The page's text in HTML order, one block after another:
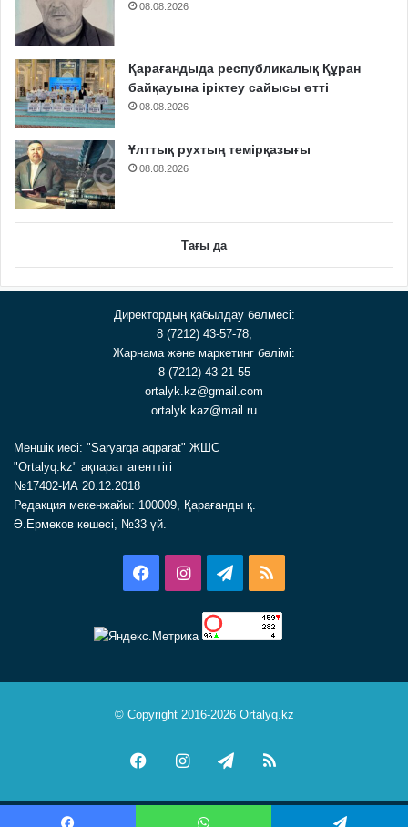
08.08.2026
Қарағандыда республикалық Құран
байқауына іріктеу сайысы өтті
08.08.2026
Ұлттық рухтың темірқазығы
08.08.2026
Тағы да
Директордың қабылдау бөлмесі:
8 (7212) 43-57-78,
Жарнама және маркетинг бөлімі:
8 (7212) 43-21-55
ortalyk.kz@gmail.com
ortalyk.kaz@mail.ru
Меншік иесі: "Saryarqa aqparat" ЖШС
"Ortalyq.kz" ақпарат агенттігі
№17402-ИА 20.12.2018
Редакция мекенжайы: 100009, Қарағанды қ.
Ә.Ермеков көшесі, №33 үй.
FacebookInstagramTelegram
© Copyright 2016-2026 Ortalyq.kz
FacebookInstagramTelegram